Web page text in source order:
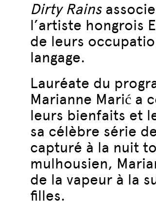
Dirty Rains
l’artiste hongrois
de leurs
langage.
Lauréate du
Marianne Marić a
leurs bienfaits et
sa célèbre série
capturé à la nuit
mulhousien,
de la vapeur à la
filles.